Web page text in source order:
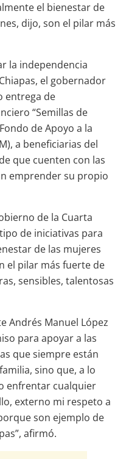
el bienestar de
dijo, son el pilar más
la independencia
el gobernador
entrega de
“Semillas de
de Apoyo a la
a beneficiarias del
que cuenten con las
emprender su propio
de la Cuarta
de iniciativas para
de las mujeres
el pilar más fuerte de
sensibles, talentosas
Andrés Manuel López
para apoyar a las
que siempre están
sino que, a lo
enfrentar cualquier
externo mi respeto a
son ejemplo de
afirmó.